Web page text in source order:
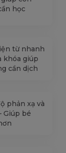
học
từ nhanh
khóa giúp
cần dịch
phản xạ và
Giúp bé